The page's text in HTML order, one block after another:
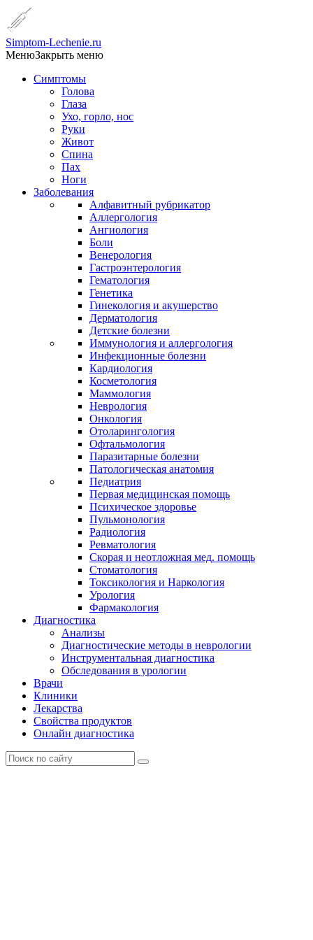
Simptom-Lechenie.ru
МенюЗакрыть меню
Симптомы
Голова
Глаза
Ухо, горло, нос
Руки
Живот
Спина
Пах
Ноги
Заболевания
Алфавитный рубрикатор
Аллергология
Ангиология
Боли
Венерология
Гастроэнтерология
Гематология
Генетика
Гинекология и акушерство
Дерматология
Детские болезни
Иммунология и аллергология
Инфекционные болезни
Кардиология
Косметология
Маммология
Неврология
Онкология
Отоларингология
Офтальмология
Паразитарные болезни
Патологическая анатомия
Педиатрия
Первая медицинская помощь
Психическое здоровье
Пульмонология
Радиология
Ревматология
Скорая и неотложная мед. помощь
Стоматология
Токсикология и Наркология
Урология
Фармакология
Диагностика
Анализы
Диагностические методы в неврологии
Инструментальная диагностика
Обследования в урологии
Врачи
Клиники
Лекарства
Свойства продуктов
Онлайн диагностика